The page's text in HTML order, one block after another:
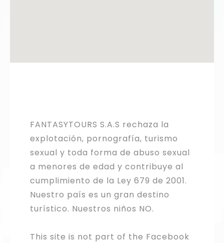
FANTASYTOURS S.A.S rechaza la
explotación, pornografía, turismo
sexual y toda forma de abuso sexual
a menores de edad y contribuye al
cumplimiento de la Ley 679 de 2001.
Nuestro país es un gran destino
turístico. Nuestros niños NO.
This site is not part of the Facebook